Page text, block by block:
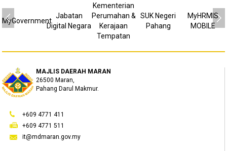
MyGovernment
Jabatan
Digital Negara
Kementerian
Perumahan &
Kerajaan
Tempatan
SUK Negeri
Pahang
MyHRMIS
MOBILE
MAJLIS DAERAH MARAN
26500 Maran,
Pahang Darul Makmur.
+609 4771 411
+609 4771 511
it@mdmaran.gov.my